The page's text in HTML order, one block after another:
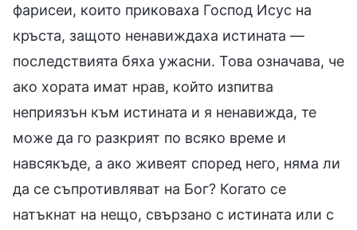
фарисеи, които приковаха Господ Исус на
кръста, защото ненавиждаха истината —
последствията бяха ужасни. Това означава, че
ако хората имат нрав, който изпитва
неприязън към истината и я ненавижда, те
може да го разкрият по всяко време и
навсякъде, а ако живеят според него, няма ли
да се съпротивляват на Бог? Когато се
натъкнат на нещо, свързано с истината или с